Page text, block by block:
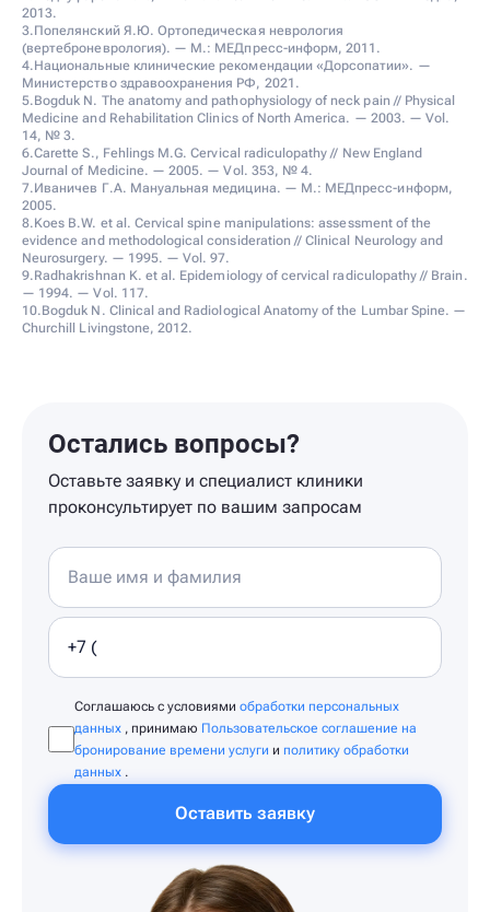
2013.
3.Попелянский Я.Ю. Ортопедическая неврология
(вертеброневрология). — М.: МЕДпресс-информ, 2011.
4.Национальные клинические рекомендации «Дорсопатии». —
Министерство здравоохранения РФ, 2021.
5.Bogduk N. The anatomy and pathophysiology of neck pain // Physical
Medicine and Rehabilitation Clinics of North America. — 2003. — Vol.
14, № 3.
6.Carette S., Fehlings M.G. Cervical radiculopathy // New England
Journal of Medicine. — 2005. — Vol. 353, № 4.
7.Иваничев Г.А. Мануальная медицина. — М.: МЕДпресс-информ,
2005.
8.Koes B.W. et al. Cervical spine manipulations: assessment of the
evidence and methodological consideration // Clinical Neurology and
Neurosurgery. — 1995. — Vol. 97.
9.Radhakrishnan K. et al. Epidemiology of cervical radiculopathy // Brain.
— 1994. — Vol. 117.
10.Bogduk N. Clinical and Radiological Anatomy of the Lumbar Spine. —
Churchill Livingstone, 2012.
Остались вопросы?
Оставьте заявку и специалист клиники
проконсультирует по вашим запросам
Соглашаюсь с условиями обработки персональных
данных , принимаю Пользовательское соглашение на
бронирование времени услуги и политику обработки
данных .
Оставить заявку